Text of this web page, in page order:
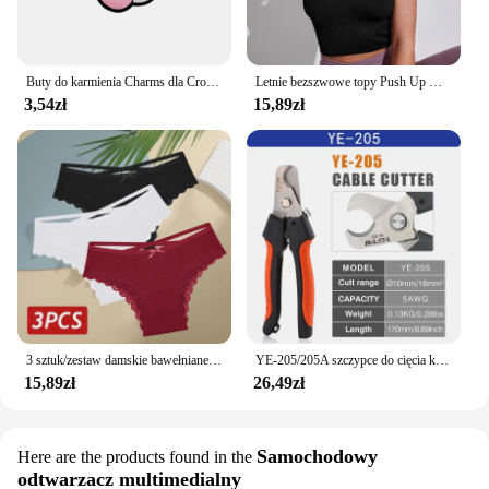
Buty do karmienia Charms dla Crocs Akcesoria Kobiety Chodaki Pielęgniarka Szpilki Mężczyźni Odznaka Dzieci Dżinsy Dziewczyny Ozdoby Klamra Buty Akcesoria
3,54zł
Letnie bezszwowe topy Push Up Y2k piękne sportowe seksowne podkoszulek Mallas Casual Woman gorset Top
15,89zł
3 sztuk/zestaw damskie bawełniane majtki seksowne brazylijskie majtki z niską koronką, wydrążone miękkie oddychająca bielizna kobieca kokarda S-XL bielizny
15,89zł
YE-205/205A szczypce do cięcia kabli poziom przemysłowy zdolność cięcia 24mm 2/38 mm2 średnica 10mm/16mm 5 cr13 narzędzia stalowe
26,49zł
Here are the products found in the Samochodowy
odtwarzacz multimedialny